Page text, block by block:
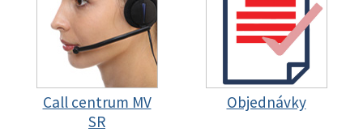
Call centrum MV
SR
Objednávky